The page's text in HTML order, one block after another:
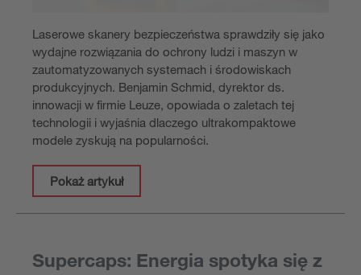
Laserowe skanery bezpieczeństwa sprawdziły się jako
wydajne rozwiązania do ochrony ludzi i maszyn w
zautomatyzowanych systemach i środowiskach
produkcyjnych. Benjamin Schmid, dyrektor ds.
innowacji w firmie Leuze, opowiada o zaletach tej
technologii i wyjaśnia dlaczego ultrakompaktowe
modele zyskują na popularności.
Pokaż artykuł
Supercaps: Energia spotyka się z